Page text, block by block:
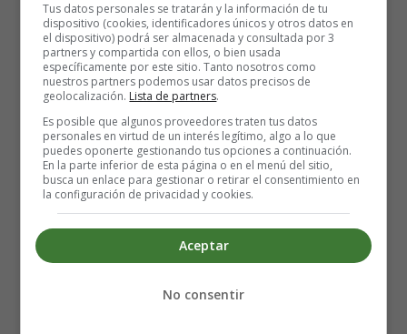
5º Ordena los siguientes números de mayor a menor.
38 - 20 - 30 - 10 - 5 - 29 - 18 - 15 - 14 - 7
6º Realiza las siguientes sumas:
Tus datos personales se tratarán y la información de tu
dispositivo (cookies, identificadores únicos y otros datos en
el dispositivo) podrá ser almacenada y consultada por 3
partners y compartida con ellos, o bien usada
específicamente por este sitio. Tanto nosotros como
nuestros partners podemos usar datos precisos de
geolocalización. Lista de partners.
Es posible que algunos proveedores traten tus datos
personales en virtud de un interés legítimo, algo a lo que
puedes oponerte gestionando tus opciones a continuación.
En la parte inferior de esta página o en el menú del sitio,
busca un enlace para gestionar o retirar el consentimiento en
la configuración de privacidad y cookies.
Aceptar
No consentir